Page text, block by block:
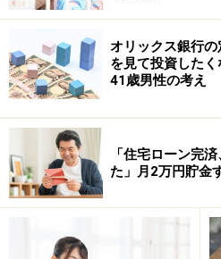
優待の内容は「東京ディズニ
オリックス銀行
を見て投資したく
41歳男性の考え
「住宅ローン完
た」月2万円貯金